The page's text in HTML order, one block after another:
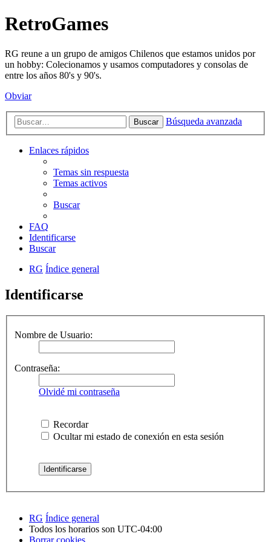
RetroGames
RG reune a un grupo de amigos Chilenos que estamos unidos por
un hobby: Colecionamos y usamos computadores y consolas de
entre los años 80's y 90's.
Obviar
Buscar Búsqueda avanzada
Enlaces rápidos
Temas sin respuesta
Temas activos
Buscar
FAQ
Identificarse
Buscar
RG Índice general
Identificarse
Nombre de Usuario:
Contraseña:
Olvidé mi contraseña
Recordar
Ocultar mi estado de conexión en esta sesión
RG Índice general
Todos los horarios son UTC-04:00
Borrar cookies